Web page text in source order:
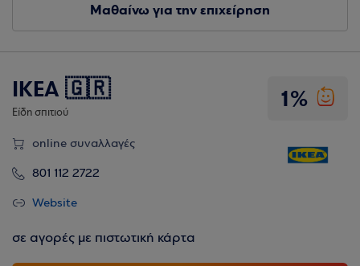
Μαθαίνω για την επιχείρηση
1%
IKEA 🇬🇷
Είδη σπιτιού
online συναλλαγές
801 112 2722
Website
σε αγορές με πιστωτική κάρτα